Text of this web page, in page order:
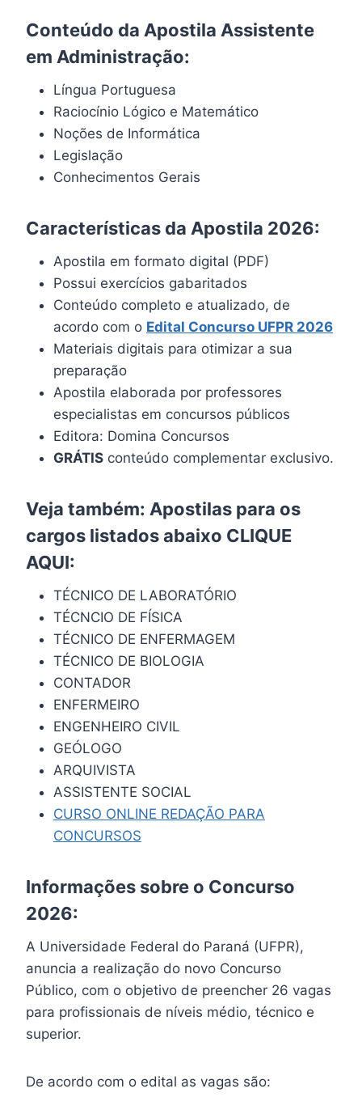
Conteúdo da Apostila Assistente
em Administração:
Língua Portuguesa
Raciocínio Lógico e Matemático
Noções de Informática
Legislação
Conhecimentos Gerais
Características da Apostila 2026:
Apostila em formato digital (PDF)
Possui exercícios gabaritados
Conteúdo completo e atualizado, de
acordo com o Edital Concurso UFPR 2026
Materiais digitais para otimizar a sua
preparação
Apostila elaborada por professores
especialistas em concursos públicos
Editora: Domina Concursos
GRÁTIS conteúdo complementar exclusivo.
Veja também: Apostilas para os
cargos listados abaixo CLIQUE
AQUI:
TÉCNICO DE LABORATÓRIO
TÉCNCIO DE FÍSICA
TÉCNICO DE ENFERMAGEM
TÉCNICO DE BIOLOGIA
CONTADOR
ENFERMEIRO
ENGENHEIRO CIVIL
GEÓLOGO
ARQUIVISTA
ASSISTENTE SOCIAL
CURSO ONLINE REDAÇÃO PARA
CONCURSOS
Informações sobre o Concurso
2026:
A Universidade Federal do Paraná (UFPR),
anuncia a realização do novo Concurso
Público, com o objetivo de preencher 26 vagas
para profissionais de níveis médio, técnico e
superior.
De acordo com o edital as vagas são: